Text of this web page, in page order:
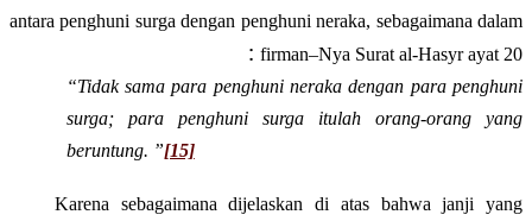
antara penghuni surga dengan penghuni neraka, sebagaimana dalam
firman–Nya Surat al-Hasyr ayat 20
:
“Tidak sama para penghuni neraka dengan para penghuni
surga; para penghuni surga itulah orang-orang yang
beruntung. ”[15]
Karena sebagaimana dijelaskan di atas bahwa janji yang